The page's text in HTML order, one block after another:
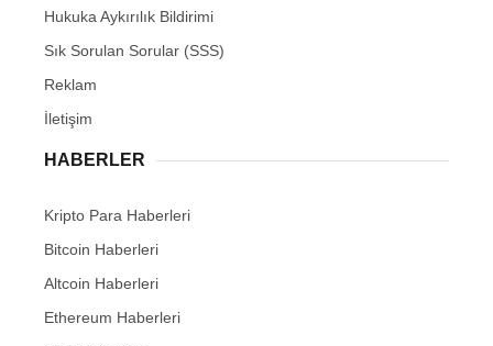
Hukuka Aykırılık Bildirimi
Sık Sorulan Sorular (SSS)
Reklam
İletişim
HABERLER
Kripto Para Haberleri
Bitcoin Haberleri
Altcoin Haberleri
Ethereum Haberleri